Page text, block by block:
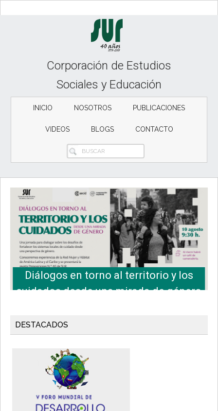
Corporación de Estudios
Sociales y Educación
INICIO NOSOTROS PUBLICACIONES
VIDEOS BLOGS CONTACTO
BUSCAR
Main
Content
Diálogos en torno al territorio y los
cuidados desde una mirada de género
DESTACADOS